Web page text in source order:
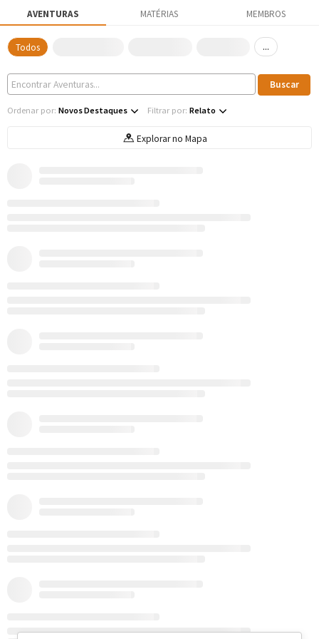
AVENTURAS MATÉRIAS MEMBROS
Todos ...
Ordenar por: Novos Destaques Filtrar por: Relato
Explorar no Mapa